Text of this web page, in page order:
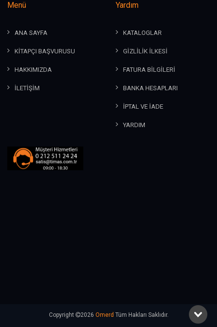
Menü
ANA SAYFA
KİTAPÇI BAŞVURUSU
HAKKIMIZDA
İLETİŞİM
Yardım
KATALOGLAR
GİZLİLİK İLKESİ
FATURA BİLGİLERİ
BANKA HESAPLARI
İPTAL VE İADE
YARDIM
Copyright 2026 Omerd Tüm Hakları Saklıdır.